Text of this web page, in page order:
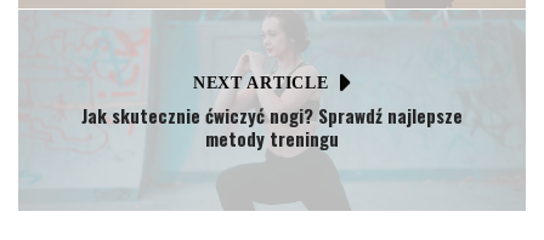
NEXT ARTICLE
Jak skutecznie ćwiczyć nogi? Sprawdź najlepsze
metody treningu